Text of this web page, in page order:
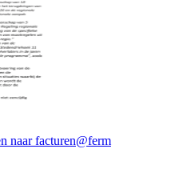
naar facturen@ferm